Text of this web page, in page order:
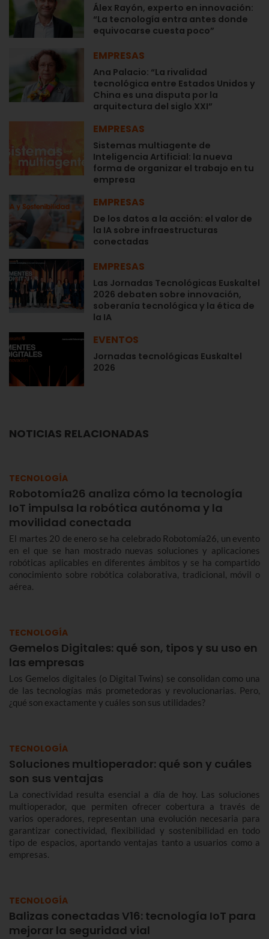
Álex Rayón, experto en innovación:
“La tecnología entra antes donde
equivocarse cuesta poco”
EMPRESAS
Ana Palacio: “La rivalidad
tecnológica entre Estados Unidos y
China es una disputa por la
arquitectura del siglo XXI”
EMPRESAS
Sistemas multiagente de
Inteligencia Artificial: la nueva
forma de organizar el trabajo en tu
empresa
EMPRESAS
De los datos a la acción: el valor de
la IA sobre infraestructuras
conectadas
EMPRESAS
Las Jornadas Tecnológicas Euskaltel
2026 debaten sobre innovación,
soberanía tecnológica y la ética de
la IA
EVENTOS
Jornadas tecnológicas Euskaltel
2026
NOTICIAS RELACIONADAS
TECNOLOGÍA
Robotomía26 analiza cómo la tecnología
IoT impulsa la robótica autónoma y la
movilidad conectada
El martes 20 de enero se ha celebrado Robotomía26, un evento
en el que se han mostrado nuevas soluciones y aplicaciones
robóticas aplicables en diferentes ámbitos y se ha compartido
conocimiento sobre robótica colaborativa, tradicional, móvil o
aérea.
TECNOLOGÍA
Gemelos Digitales: qué son, tipos y su uso en
las empresas
Los Gemelos digitales (o Digital Twins) se consolidan como una
de las tecnologías más prometedoras y revolucionarias. Pero,
¿qué son exactamente y cuáles son sus utilidades?
TECNOLOGÍA
Soluciones multioperador: qué son y cuáles
son sus ventajas
La conectividad resulta esencial a día de hoy. Las soluciones
multioperador, que permiten ofrecer cobertura a través de
varios operadores, representan una evolución necesaria para
garantizar conectividad, flexibilidad y sostenibilidad en todo
tipo de espacios, aportando ventajas tanto a usuarios como a
empresas.
TECNOLOGÍA
Balizas conectadas V16: tecnología IoT para
mejorar la seguridad vial